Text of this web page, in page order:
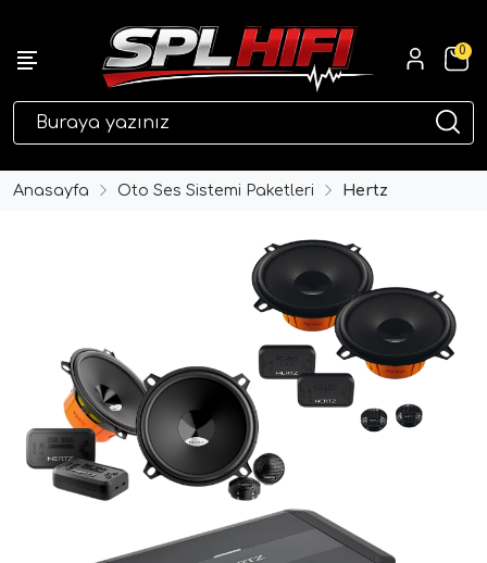
0
Anasayfa Oto Ses Sistemi Paketleri Hertz